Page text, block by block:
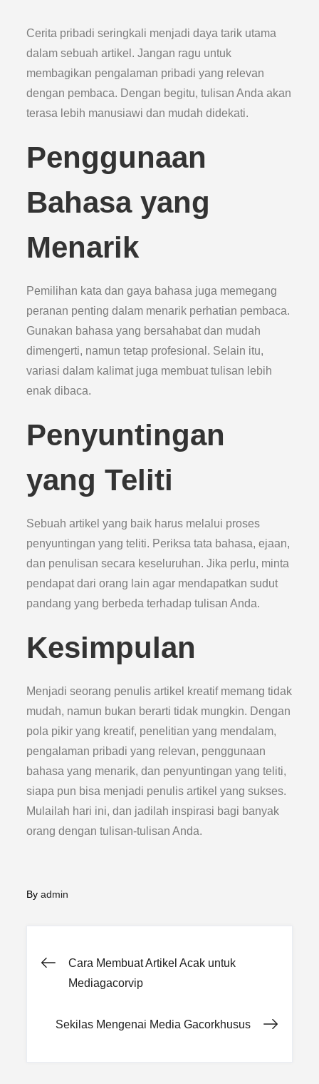
Cerita pribadi seringkali menjadi daya tarik utama
dalam sebuah artikel. Jangan ragu untuk
membagikan pengalaman pribadi yang relevan
dengan pembaca. Dengan begitu, tulisan Anda akan
terasa lebih manusiawi dan mudah didekati.
Penggunaan
Bahasa yang
Menarik
Pemilihan kata dan gaya bahasa juga memegang
peranan penting dalam menarik perhatian pembaca.
Gunakan bahasa yang bersahabat dan mudah
dimengerti, namun tetap profesional. Selain itu,
variasi dalam kalimat juga membuat tulisan lebih
enak dibaca.
Penyuntingan
yang Teliti
Sebuah artikel yang baik harus melalui proses
penyuntingan yang teliti. Periksa tata bahasa, ejaan,
dan penulisan secara keseluruhan. Jika perlu, minta
pendapat dari orang lain agar mendapatkan sudut
pandang yang berbeda terhadap tulisan Anda.
Kesimpulan
Menjadi seorang penulis artikel kreatif memang tidak
mudah, namun bukan berarti tidak mungkin. Dengan
pola pikir yang kreatif, penelitian yang mendalam,
pengalaman pribadi yang relevan, penggunaan
bahasa yang menarik, dan penyuntingan yang teliti,
siapa pun bisa menjadi penulis artikel yang sukses.
Mulailah hari ini, dan jadilah inspirasi bagi banyak
orang dengan tulisan-tulisan Anda.
Byadmin
Post
Cara Membuat Artikel Acak untuk
Mediagacorvip
Sekilas Mengenai Media Gacorkhusus